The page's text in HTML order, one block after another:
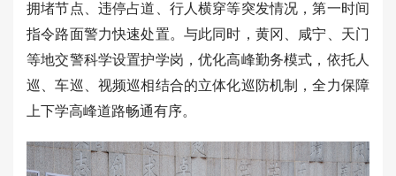
拥堵节点、违停占道、行人横穿等突发情况，第一时间
指令路面警力快速处置。与此同时，黄冈、咸宁、天门
等地交警科学设置护学岗，优化高峰勤务模式，依托人
巡、车巡、视频巡相结合的立体化巡防机制，全力保障
上下学高峰道路畅通有序。